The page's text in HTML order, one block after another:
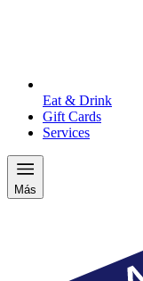
Eat & Drink
Gift Cards
Services
Más